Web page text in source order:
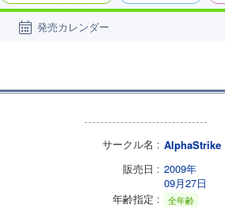
発売カレンダー
サークル名
AlphaStrike
販売日
2009年
09月27日
年齢指定
全年齢